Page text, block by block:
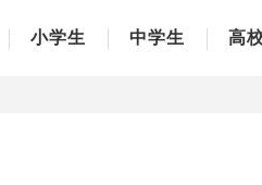
小学生 中学生 高